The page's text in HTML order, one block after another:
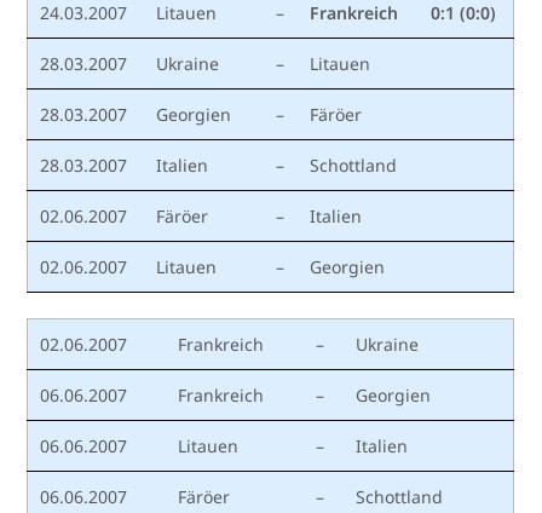
24.03.2007 Litauen – Frankreich 0:1 (0:0)
28.03.2007 Ukraine – Litauen
28.03.2007 Georgien – Färöer
28.03.2007 Italien – Schottland
02.06.2007 Färöer – Italien
02.06.2007 Litauen – Georgien
02.06.2007 Frankreich – Ukraine
06.06.2007 Frankreich – Georgien
06.06.2007 Litauen – Italien
06.06.2007 Färöer – Schottland